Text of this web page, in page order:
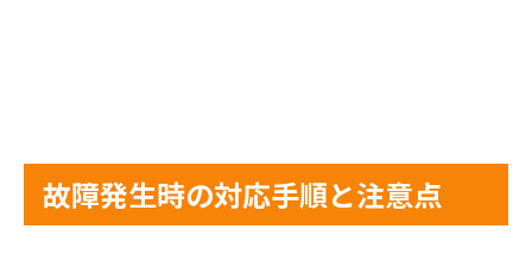
故障発生時の対応手順と注意点